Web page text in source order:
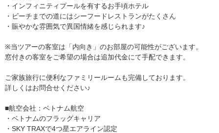
・インフィニティプールを有するお手頃ホテル
・ビーチまでの道にはシーフードレストランがたくさん
・賑やかな雰囲気で異国情緒を感じられます♪
※当ツアーの客室は「内向き」のお部屋の可能性がございます。
窓付きの客室をご希望の場合は追加代金にて手配できます。
ご家族旅行に便利なファミリールームも完備しております。
詳しくはお問合せください♪
■航空会社：ベトナム航空
・ベトナムのフラッグキャリア
・SKY TRAXで4つ星エアライン認定